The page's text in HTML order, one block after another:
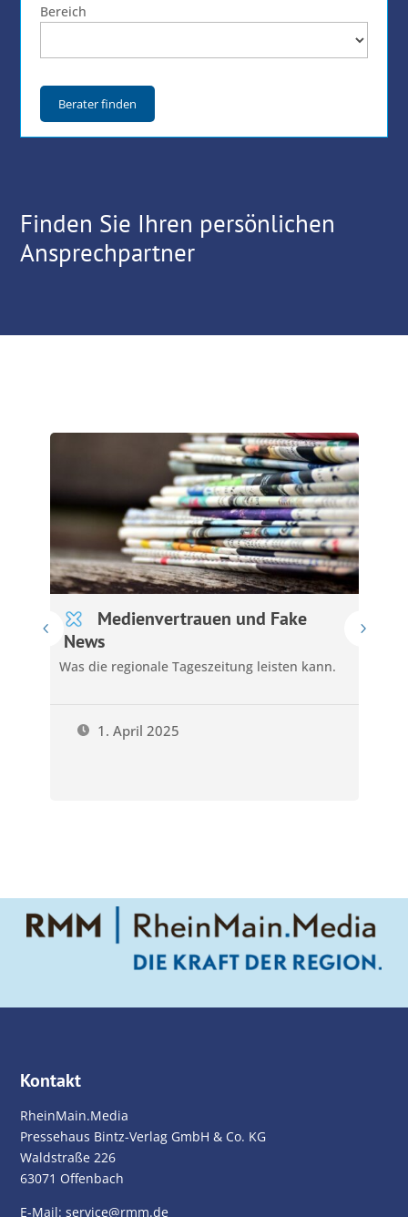
Bereich
Berater finden
Finden Sie Ihren persönlichen
Ansprechpartner
Medienvertrauen und Fake
News
Was die regionale Tageszeitung leisten kann.
1. April 2025
Kontakt
RheinMain.Media
Pressehaus Bintz-Verlag GmbH & Co. KG
Waldstraße 226
63071 Offenbach
E-Mail:service@rmm.de